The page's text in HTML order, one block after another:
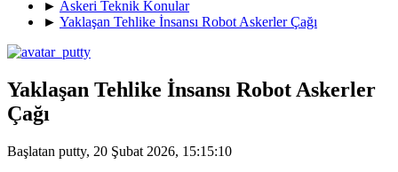
► Askeri Teknik Konular
► Yaklaşan Tehlike İnsansı Robot Askerler Çağı
Yaklaşan Tehlike İnsansı Robot Askerler
Çağı
Başlatan putty, 20 Şubat 2026, 15:15:10